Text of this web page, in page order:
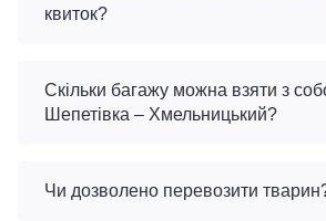
квиток?
Скільки багажу можна взяти з
Шепетівка – Хмельницький?
Чи дозволено перевозити